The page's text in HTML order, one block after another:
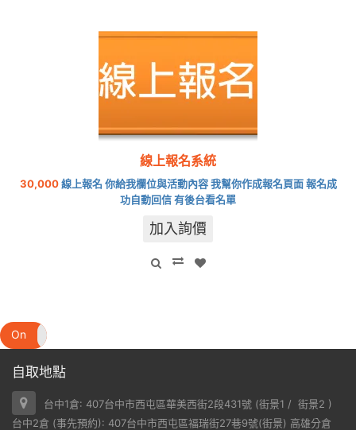
線上報名系統
30,000線上報名 你給我欄位與活動內容 我幫你作成報名頁面 報名成
功自動回信 有後台看名單
加入詢價
On
自取地點
台中1倉: 407台中市西屯區華美西街2段431號 (街景1 / 街景2 )
台中2倉 (事先預約): 407台中市西屯區福瑞街27巷9號(街景) 高雄分倉